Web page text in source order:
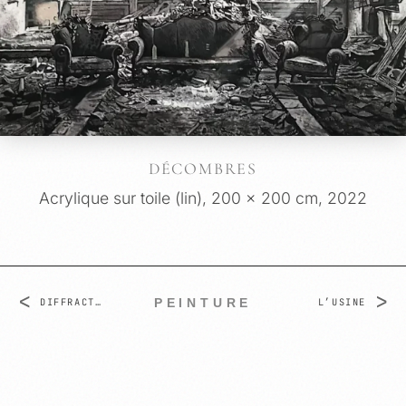
DÉCOMBRES
Acrylique sur toile (lin), 200 x 200 cm, 2022
< DIFFRACTIONS PEINTURE L’USINE >